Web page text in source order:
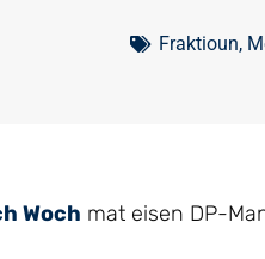
Fraktioun,
Woch mat eisen DP-